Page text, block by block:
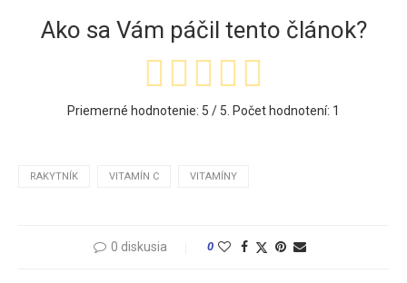
Ako sa Vám páčil tento článok?
Priemerné hodnotenie: 5 / 5. Počet hodnotení: 1
RAKYTNÍK VITAMÍN C VITAMÍNY
0 diskusia 0